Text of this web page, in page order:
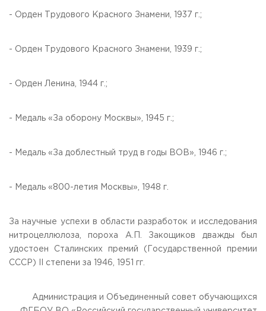
- Орден Трудового Красного Знамени, 1937 г.;
- Орден Трудового Красного Знамени, 1939 г.;
- Орден Ленина, 1944 г.;
- Медаль «За оборону Москвы», 1945 г.;
- Медаль «За доблестный труд в годы ВОВ», 1946 г.;
- Медаль «800-летия Москвы», 1948 г.
За научные успехи в области разработок и исследования
нитроцеллюлоза, пороха А.П. Закощиков дважды был
удостоен Сталинских премий (Государственной премии
СССР) II степени за 1946, 1951 гг.
Администрация и Объединенный совет обучающихся